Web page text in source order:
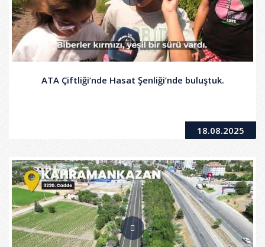
ATA Çiftliği’nde Hasat Şenliği’nde buluştuk.
18.08.2025